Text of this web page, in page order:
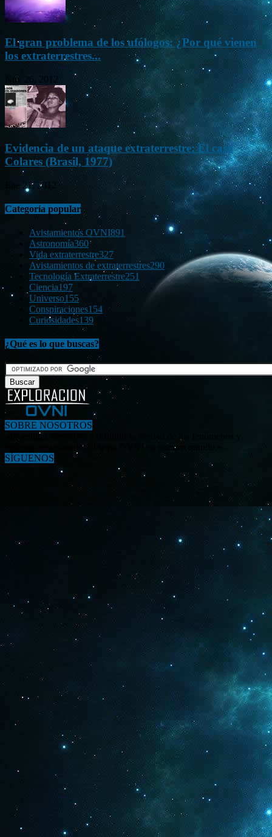
El gran problema de los ufólogos: ¿Por qué vienen
los extraterrestres...
Nov 26, 2012
Evidencia de un ataque extraterrestre: El caso
Colares (Brasil, 1977)
Ene 21, 2012
Categoría popular
Avistamientos OVNI891
Astronomía360
Vida extraterrestre327
Avistamientos de extraterrestres290
Tecnología Extraterrestre251
Ciencia197
Universo155
Conspiraciones154
Curiosidades139
¿Qué es lo que buscas?
SOBRE NOSOTROS
«Investigar, descubrir y difundir la verdad de los fenómenos y
enigmas relacionados al tema OVNI en nuestro mundo.»
SÍGUENOS